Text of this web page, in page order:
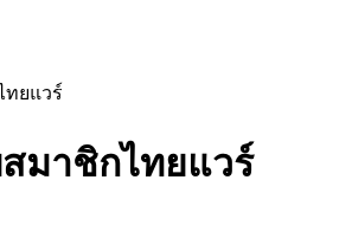
มาชิกไทยแวร์